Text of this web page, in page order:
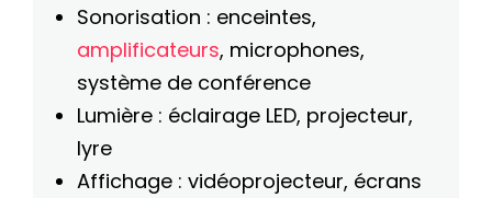
Sonorisation : enceintes,
amplificateurs, microphones,
système de conférence
Lumière : éclairage LED, projecteur,
lyre
Affichage : vidéoprojecteur, écrans